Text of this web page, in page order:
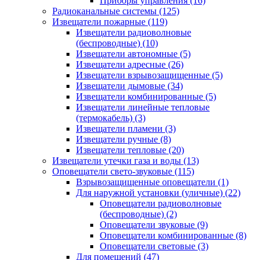
Радиоканальные системы (125)
Извещатели пожарные (119)
Извещатели радиоволновые
(беспроводные) (10)
Извещатели автономные (5)
Извещатели адресные (26)
Извещатели взрывозащищенные (5)
Извещатели дымовые (34)
Извещатели комбинированные (5)
Извещатели линейные тепловые
(термокабель) (3)
Извещатели пламени (3)
Извещатели ручные (8)
Извещатели тепловые (20)
Извещатели утечки газа и воды (13)
Оповещатели свето-звуковые (115)
Взрывозащищенные оповещатели (1)
Для наружной установки (уличные) (22)
Оповещатели радиоволновые
(беспроводные) (2)
Оповещатели звуковые (9)
Оповещатели комбинированные (8)
Оповещатели световые (3)
Для помещений (47)